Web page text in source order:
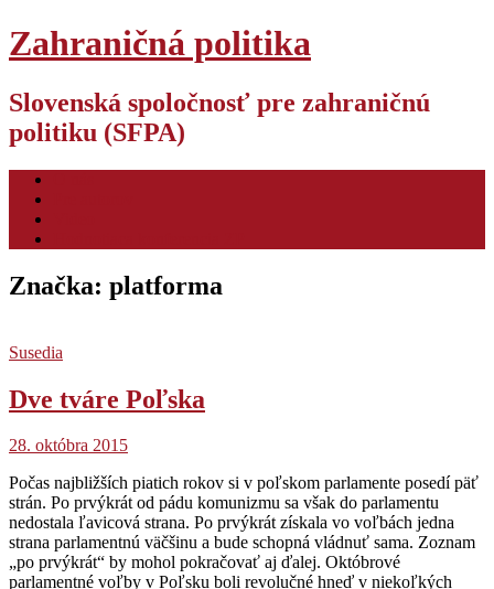
Zahraničná politika
Slovenská spoločnosť pre zahraničnú
politiku (SFPA)
Značka: platforma
Susedia
Dve tváre Poľska
28. októbra 2015
Počas najbližších piatich rokov si v poľskom parlamente posedí päť
strán. Po prvýkrát od pádu komunizmu sa však do parlamentu
nedostala ľavicová strana. Po prvýkrát získala vo voľbách jedna
strana parlamentnú väčšinu a bude schopná vládnuť sama. Zoznam
„po prvýkrát“ by mohol pokračovať aj ďalej. Októbrové
parlamentné voľby v Poľsku boli revolučné hneď v niekoľkých